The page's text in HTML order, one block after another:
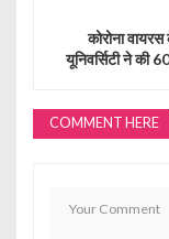
कोरोना
यूनिवर्सिटी ने की
COMMENT HERE